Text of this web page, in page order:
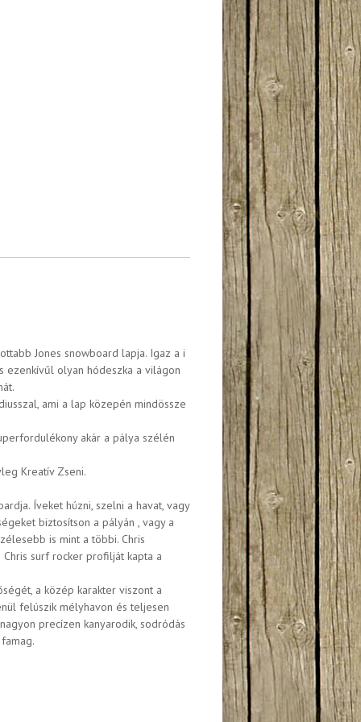
Jones snowboard lapja. Igaz a i
olyan hódeszka a világon
ami a lap közepén mindössze
akár a pálya szélén
Kreatív Zseni.
Íveket húzni, szelni a havat, vagy
biztosítson a pályán , vagy a
is mint a többi. Chris
surf rocker profilját kapta a
a közép karakter viszont a
felúszik mélyhavon és teljesen
precízen kanyarodik, sodródás